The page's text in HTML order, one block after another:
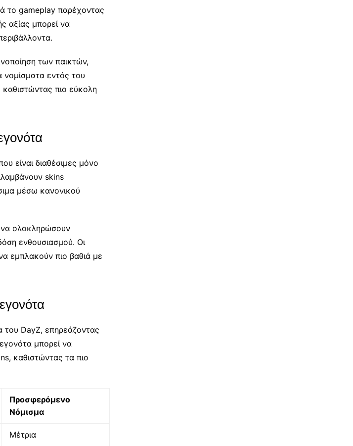
το gameplay παρέχοντας
αξίας μπορεί να
των παικτών,
νομίσματα εντός του
καθιστώντας πιο εύκολη
είναι διαθέσιμες μόνο
skins
μέσω κανονικού
να ολοκληρώσουν
ενθουσιασμού. Οι
εμπλακούν πιο βαθιά με
του DayZ, επηρεάζοντας
μπορεί να
καθιστώντας τα πιο
Προσφερόμενο
Νόμισμα
Μέτρια